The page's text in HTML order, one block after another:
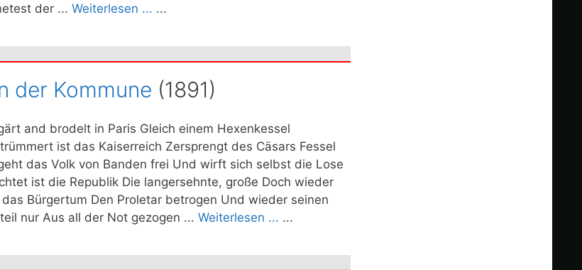
der ... Weiterlesen ... ...
der Kommune (1891)
and brodelt in Paris Gleich einem Hexenkessel
ist das Kaiserreich Zersprengt des Cäsars Fessel
das Volk von Banden frei Und wirft sich selbst die Lose
ist die Republik Die langersehnte, große Doch wieder
Bürgertum Den Proletar betrogen Und wieder seinen
nur Aus all der Not gezogen ... Weiterlesen ... ...